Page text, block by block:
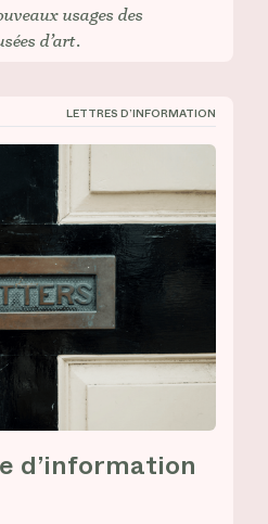
usages des
d’art.
n° 9
LETTRES D’INFORMATION
d’information